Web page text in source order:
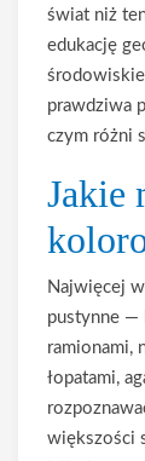
świat niż
edukację
prawdziwa
czym różni
Jakie
Najwięcej
pustynne —
ramionami,
łopatami,
większości